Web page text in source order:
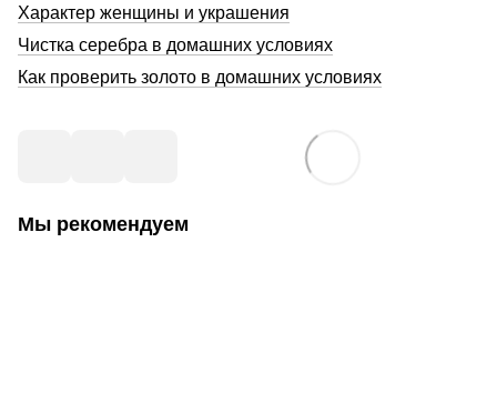
Характер женщины и украшения
Чистка серебра в домашних условиях
Как проверить золото в домашних условиях
Мы рекомендуем